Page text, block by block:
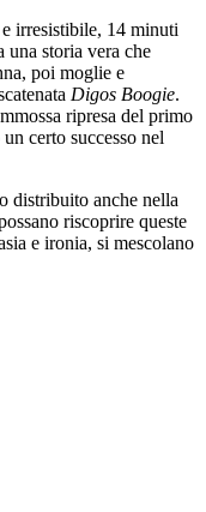
e irresistibile, 14 minuti
una storia vera che
poi moglie e
Digos Boogie.
ripresa del primo
certo successo nel
distribuito anche nella
riscoprire queste
e ironia, si mescolano